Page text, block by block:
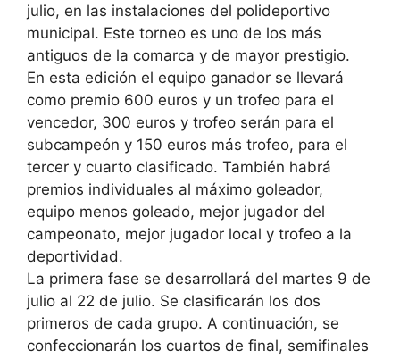
julio, en las instalaciones del polideportivo
municipal. Este torneo es uno de los más
antiguos de la comarca y de mayor prestigio.
En esta edición el equipo ganador se llevará
como premio 600 euros y un trofeo para el
vencedor, 300 euros y trofeo serán para el
subcampeón y 150 euros más trofeo, para el
tercer y cuarto clasificado. También habrá
premios individuales al máximo goleador,
equipo menos goleado, mejor jugador del
campeonato, mejor jugador local y trofeo a la
deportividad.
La primera fase se desarrollará del martes 9 de
julio al 22 de julio. Se clasificarán los dos
primeros de cada grupo. A continuación, se
confeccionarán los cuartos de final, semifinales